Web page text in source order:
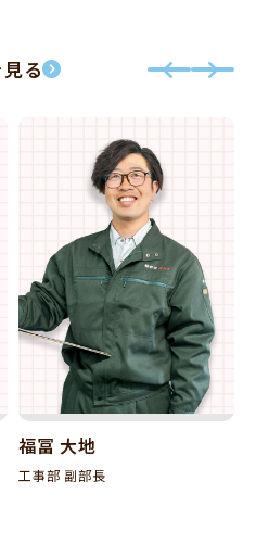
る
福冨 大地
工事部 副部長